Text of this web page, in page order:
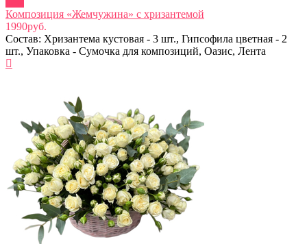
Композиция «Жемчужина» с хризантемой
1990руб.
Состав: Хризантема кустовая - 3 шт., Гипсофила цветная - 2
шт., Упаковка - Сумочка для композиций, Оазис, Лента